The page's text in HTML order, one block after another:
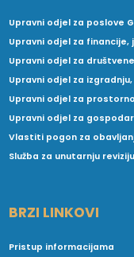
Upravni odjel za poslove
Upravni odjel za
Upravni odjel za
Upravni odjel za
Upravni odjel za
Upravni odjel za
Vlastiti pogon za
Služba za unutarnju reviziju
BRZI LINKOVI
Pristup informacijama